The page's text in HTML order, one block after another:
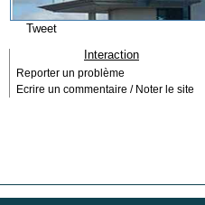
Tweet
Interaction
Reporter un problème
Ecrire un commentaire / Noter le site